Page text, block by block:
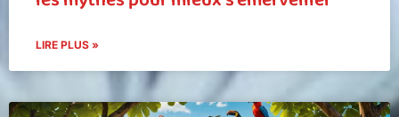
LIRE PLUS »